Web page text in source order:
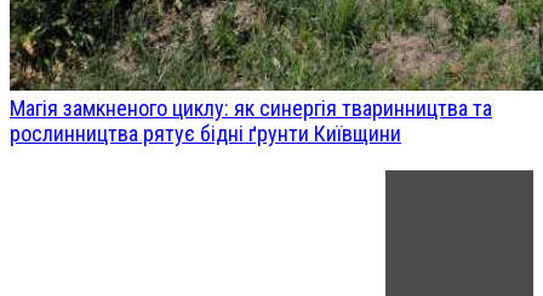
Магія замкненого циклу: як синергія тваринництва та
рослинництва рятує бідні ґрунти Київщини